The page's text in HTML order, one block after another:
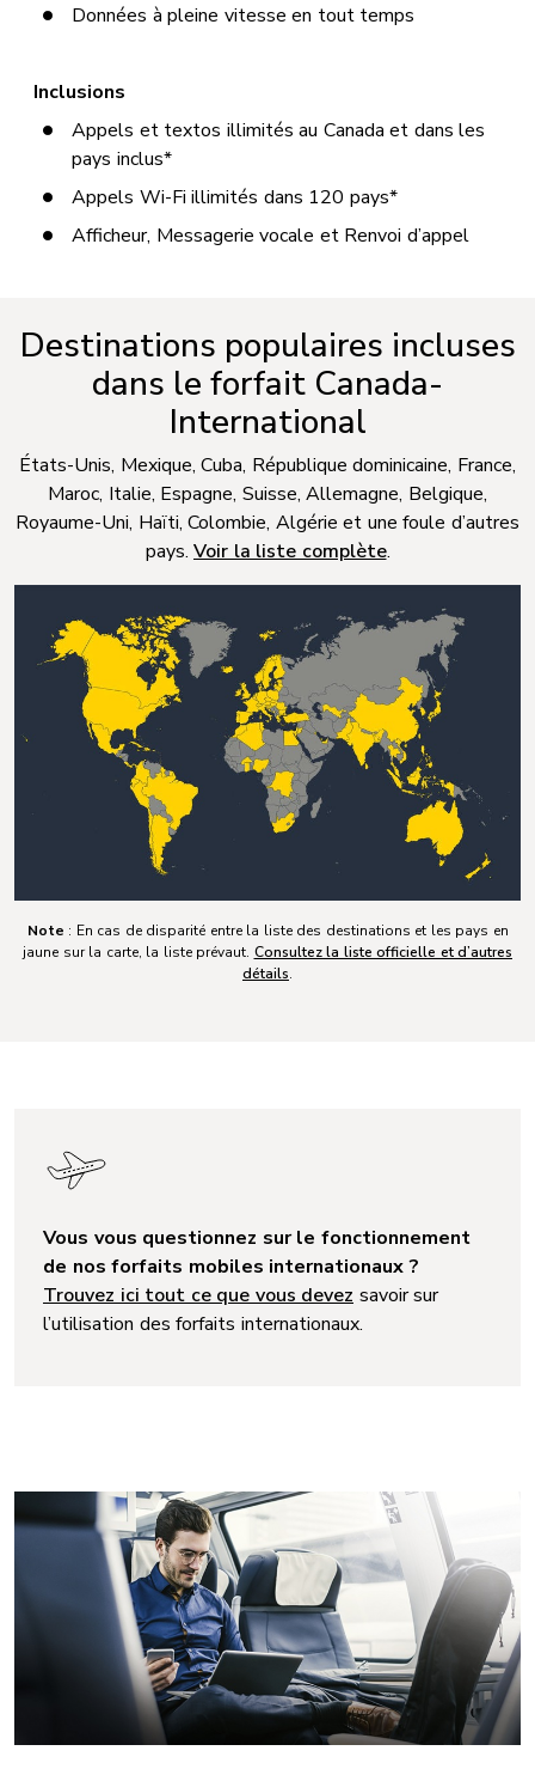
Données à pleine vitesse en tout temps
Inclusions
Appels et textos illimités au Canada et dans les
pays inclus*
Appels Wi-Fi illimités dans 120 pays*
Afficheur, Messagerie vocale et Renvoi d’appel
Destinations populaires incluses
dans le forfait Canada-
International
États-Unis, Mexique, Cuba, République dominicaine, France,
Maroc, Italie, Espagne, Suisse, Allemagne, Belgique,
Royaume-Uni, Haïti, Colombie, Algérie et une foule d’autres
pays. Voir la liste complète.
Note : En cas de disparité entre la liste des destinations et les pays en
jaune sur la carte, la liste prévaut. Consultez la liste officielle et d’autres
détails.
Vous vous questionnez sur le fonctionnement
de nos forfaits mobiles internationaux ?
Trouvez ici tout ce que vous devez savoir sur
l’utilisation des forfaits internationaux.